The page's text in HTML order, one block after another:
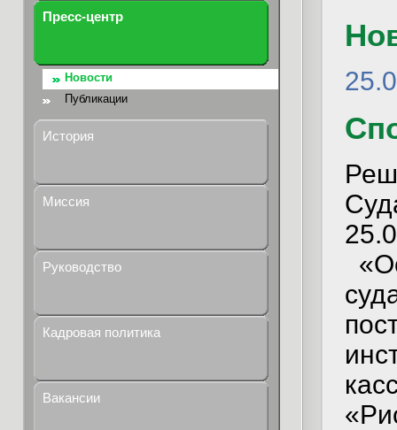
Пресс-центр
Новости
Публикации
История
Миссия
Руководство
Кадровая политика
Вакансии